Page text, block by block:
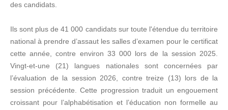
des candidats.
Ils sont plus de 41 000 candidats sur toute l'étendue du territoire
national à prendre d’assaut les salles d’examen pour le certificat
cette année, contre environ 33 000 lors de la session 2025.
Vingt-et-une (21) langues nationales sont concernées par
l’évaluation de la session 2026, contre treize (13) lors de la
session précédente. Cette progression traduit un engouement
croissant pour l’alphabétisation et l’éducation non formelle au